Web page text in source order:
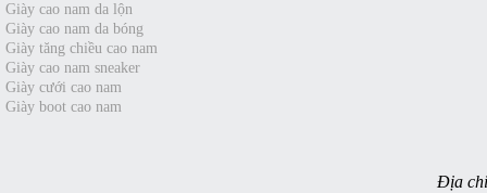
Giày cao nam da lộn
Giày cao nam da bóng
Giày tăng chiều cao nam
Giày cao nam sneaker
Giày cưới cao nam
Giày boot cao nam
Địa